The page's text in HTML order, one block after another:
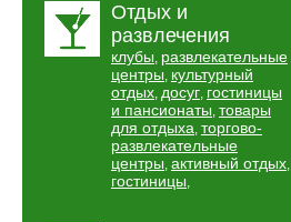
Отдых и
развлечения
клубы, развлекательные
центры, культурный
отдых, досуг, гостиницы
и пансионаты, товары
для отдыха, торгово-
развлекательные
центры, активный отдых,
гостиницы,